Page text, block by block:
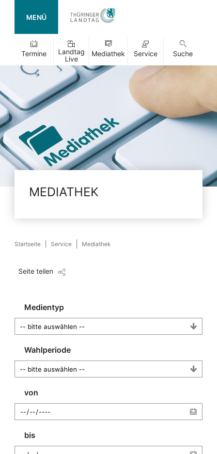
MENÜ
Termine
Landtag
Live
Mediathek Service Suche
MEDIATHEK
Startseite Service Mediathek
Seite teilen
Medientyp
Wahlperiode
von
bis